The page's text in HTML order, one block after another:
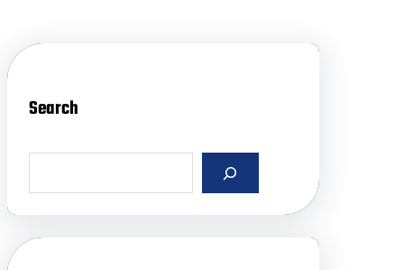
Search
a
h